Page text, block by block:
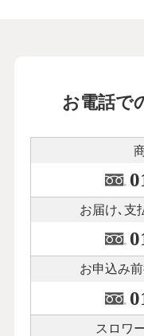
お電話で
お届け､支
お申込み
スロワ